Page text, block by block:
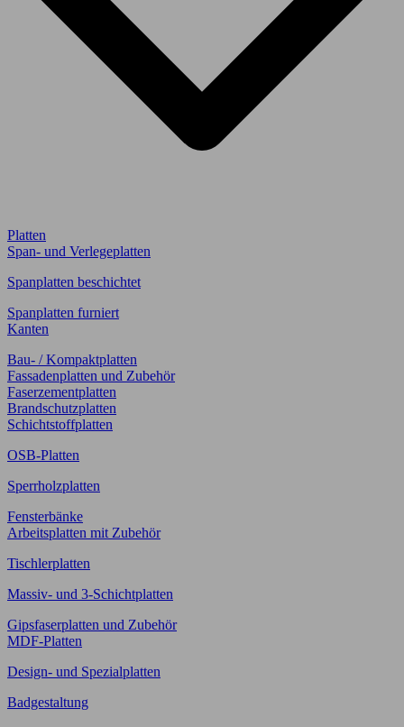
Platten
Span- und Verlegeplatten
Spanplatten beschichtet
Spanplatten furniert
Kanten
Bau- / Kompaktplatten
Fassadenplatten und Zubehör
Faserzementplatten
Brandschutzplatten
Schichtstoffplatten
OSB-Platten
Sperrholzplatten
Fensterbänke
Arbeitsplatten mit Zubehör
Tischlerplatten
Massiv- und 3-Schichtplatten
Gipsfaserplatten und Zubehör
MDF-Platten
Design- und Spezialplatten
Badgestaltung